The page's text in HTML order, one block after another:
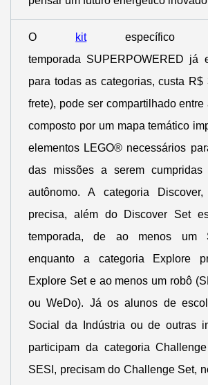
O kitespecífico
temporada SUPERPOWERED já
para todas as categorias, custa R$
frete), pode ser compartilhado
composto por um mapa temático
elementos LEGO® necessários
das missões a serem
autônomo. A categoria
precisa, além do Discover Set
temporada, de ao menos um
enquanto a categoria Explore
Explore Set e ao menos um robô
ou WeDo). Já os alunos de
Social da Indústria ou de outras
participam da categoria
SESI, precisam do Challenge Set,